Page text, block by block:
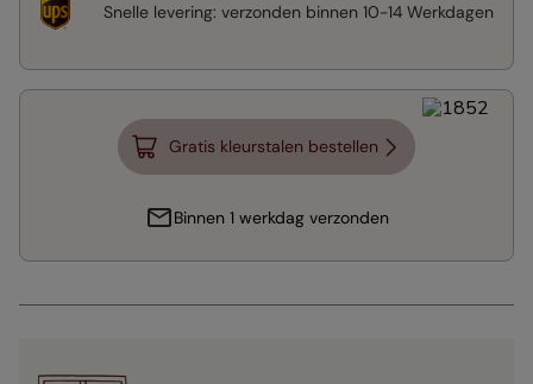
Snelle levering: verzonden binnen 10-14 Werkdagen
Gratis kleurstalen bestellen
Binnen 1 werkdag verzonden